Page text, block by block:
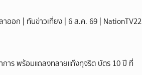
ออก | ทันข่าวเที่ยง | 6 ส.ค. 69 | NationTV22
าร พร้อมแถลงทลายแก๊งทุจริต บัตร 10 ปี ที่